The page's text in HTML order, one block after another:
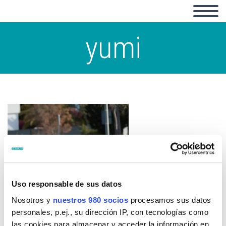
Uso responsable de sus datos
Nosotros y nuestros 980 socios procesamos sus datos
personales, p.ej., su dirección IP, con tecnologías como
las cookies para almacenar y acceder la información en
yumi